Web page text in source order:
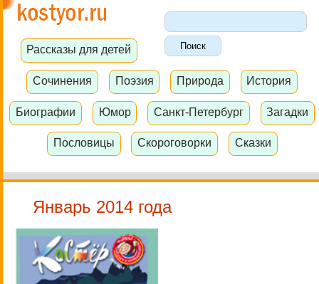
Рассказы для детей
Сочинения Поэзия Природа История
Биографии Юмор Санкт-Петербург Загадки
Пословицы Скороговорки Сказки
Январь 2014 года